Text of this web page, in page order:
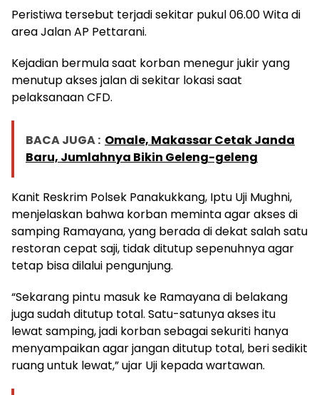
Peristiwa tersebut terjadi sekitar pukul 06.00 Wita di
area Jalan AP Pettarani.
Kejadian bermula saat korban menegur jukir yang
menutup akses jalan di sekitar lokasi saat
pelaksanaan CFD.
BACA JUGA : Omale, Makassar Cetak Janda
Baru, Jumlahnya Bikin Geleng-geleng
Kanit Reskrim Polsek Panakukkang, Iptu Uji Mughni,
menjelaskan bahwa korban meminta agar akses di
samping Ramayana, yang berada di dekat salah satu
restoran cepat saji, tidak ditutup sepenuhnya agar
tetap bisa dilalui pengunjung.
“Sekarang pintu masuk ke Ramayana di belakang
juga sudah ditutup total. Satu-satunya akses itu
lewat samping, jadi korban sebagai sekuriti hanya
menyampaikan agar jangan ditutup total, beri sedikit
ruang untuk lewat,” ujar Uji kepada wartawan.